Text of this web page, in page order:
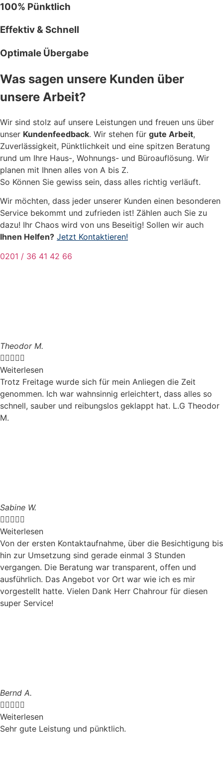
100% Pünktlich
Effektiv & Schnell
Optimale Übergabe
Was sagen unsere Kunden über
unsere Arbeit?
Wir sind stolz auf unsere Leistungen und freuen uns über
unser Kundenfeedback. Wir stehen für gute Arbeit,
Zuverlässigkeit, Pünktlichkeit und eine spitzen Beratung
rund um Ihre Haus-, Wohnungs- und Büroauflösung. Wir
planen mit Ihnen alles von A bis Z.
So Können Sie gewiss sein, dass alles richtig verläuft.
Wir möchten, dass jeder unserer Kunden einen besonderen
Service bekommt und zufrieden ist! Zählen auch Sie zu
dazu! Ihr Chaos wird von uns Beseitig! Sollen wir auch
Ihnen Helfen? Jetzt Kontaktieren!
0201 / 36 41 42 66
Theodor M.

Weiterlesen
Trotz Freitage wurde sich für mein Anliegen die Zeit
genommen. Ich war wahnsinnig erleichtert, dass alles so
schnell, sauber und reibungslos geklappt hat. L.G Theodor
M.
Sabine W.

Weiterlesen
Von der ersten Kontaktaufnahme, über die Besichtigung bis
hin zur Umsetzung sind gerade einmal 3 Stunden
vergangen. Die Beratung war transparent, offen und
ausführlich. Das Angebot vor Ort war wie ich es mir
vorgestellt hatte. Vielen Dank Herr Chahrour für diesen
super Service!
Bernd A.

Weiterlesen
Sehr gute Leistung und pünktlich.